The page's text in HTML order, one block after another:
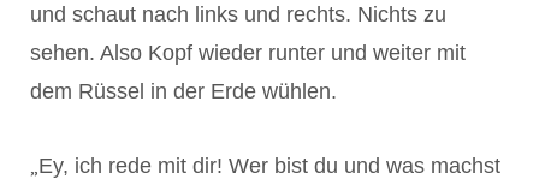
und schaut nach links und rechts. Nichts zu
sehen. Also Kopf wieder runter und weiter mit
dem Rüssel in der Erde wühlen.
Ey, ich rede mit dir! Wer bist du und was machst